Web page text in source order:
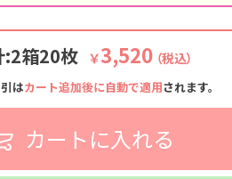
:2箱20枚 ￥3,520 （税込）
はカート追加後に自動で適用されます。
カートに入れる